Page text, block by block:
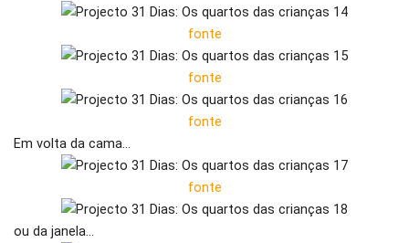
fonte
fonte
fonte
Em volta da cama…
fonte
ou da janela…